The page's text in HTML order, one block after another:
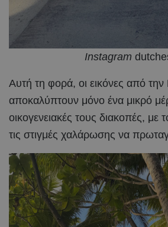
Instagram
Αυτή τη φορά, οι εικόνες από
αποκαλύπτουν μόνο ένα μικρό
οικογενειακές τους διακοπές, με
τις στιγμές χαλάρωσης να